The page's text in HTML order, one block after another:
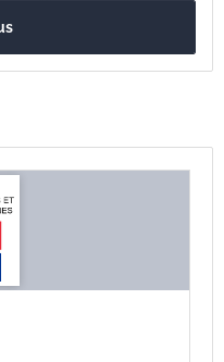
conditions auxquelles on peut
document ne s'applique pas
pistes de race, champs de